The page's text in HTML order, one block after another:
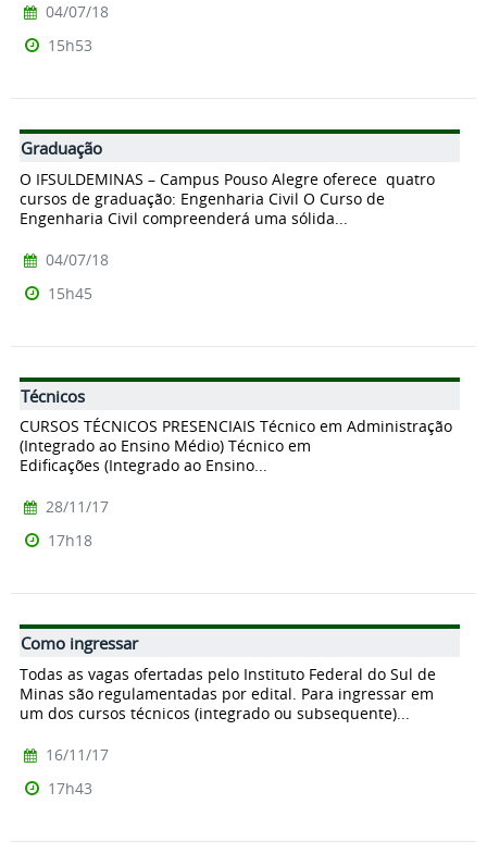
04/07/18
15h53
Graduação
O IFSULDEMINAS – Campus Pouso Alegre oferece quatro
cursos de graduação: Engenharia Civil O Curso de
Engenharia Civil compreenderá uma sólida...
04/07/18
15h45
Técnicos
CURSOS TÉCNICOS PRESENCIAIS Técnico em Administração
(Integrado ao Ensino Médio) Técnico em
Edificações (Integrado ao Ensino...
28/11/17
17h18
Como ingressar
Todas as vagas ofertadas pelo Instituto Federal do Sul de
Minas são regulamentadas por edital. Para ingressar em
um dos cursos técnicos (integrado ou subsequente)...
16/11/17
17h43